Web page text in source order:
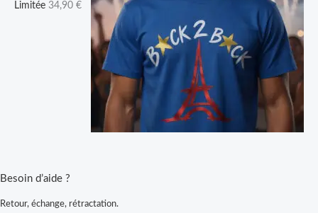
Limitée 34,90 €
Besoin d’aide ?
Retour, échange, rétractation.